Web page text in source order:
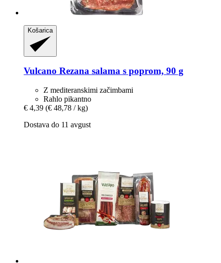
Košarica
Vulcano Rezana salama s poprom, 90 g
Z mediteranskimi začimbami
Rahlo pikantno
€ 4,39 (€ 48,78 / kg)
Dostava do 11 avgust